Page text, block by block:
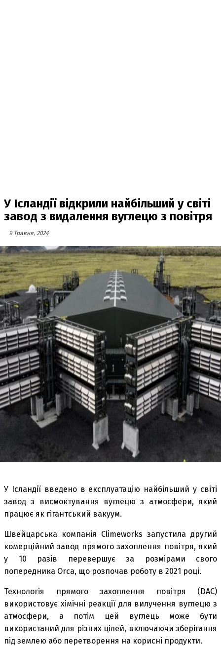
У Ісландії відкрили найбільший у світі
завод з видалення вуглецю з повітря
9 Травня, 2024
У Ісландії введено в експлуатацію найбільший у світі
завод з висмоктування вуглецю з атмосфери, який
працює як гігантський вакуум.
Швейцарська компанія Climeworks запустила другий
комерційний завод прямого захоплення повітря, який
у 10 разів перевершує за розмірами свого
попередника Orca, що розпочав роботу в 2021 році.
Технологія прямого захоплення повітря (DAC)
використовує хімічні реакції для вилучення вуглецю з
атмосфери, а потім цей вуглець може бути
використаний для різних цілей, включаючи зберігання
під землею або перетворення на корисні продукти.